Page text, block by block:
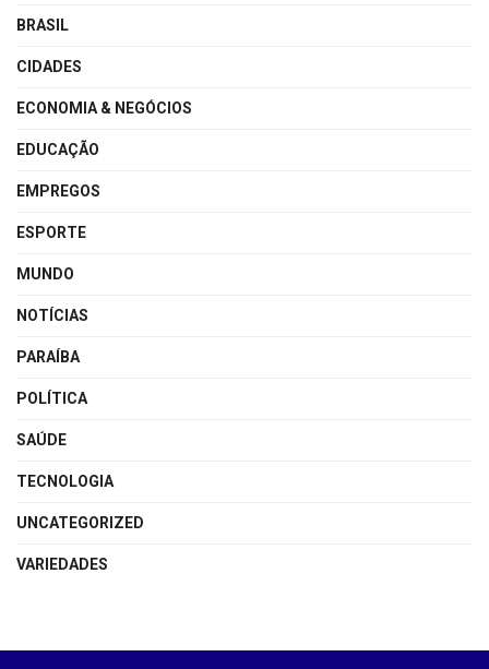
BRASIL
CIDADES
ECONOMIA & NEGÓCIOS
EDUCAÇÃO
EMPREGOS
ESPORTE
MUNDO
NOTÍCIAS
PARAÍBA
POLÍTICA
SAÚDE
TECNOLOGIA
UNCATEGORIZED
VARIEDADES